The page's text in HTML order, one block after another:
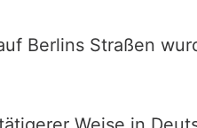
Berlins Straßen